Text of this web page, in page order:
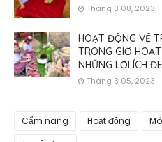
Tháng 3 08, 2023
HOẠT ĐỘNG VẼ
TRONG GIỜ
NHỮNG LỢI ÍCH
Tháng 3 05, 2023
Cẩm nang Hoạt động